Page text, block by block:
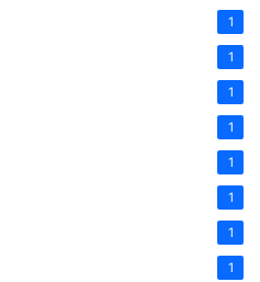
1
1
1
1
1
1
1
1